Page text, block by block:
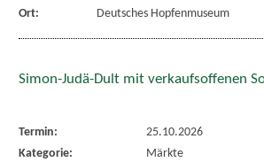
Ort:
Deutsches Hopfenmuseum
Simon-Judä-Dult mit verkaufsoffenen
Termin:
25.10.2026
Kategorie:
Märkte